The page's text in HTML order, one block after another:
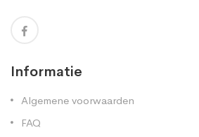
Informatie
Algemene voorwaarden
FAQ